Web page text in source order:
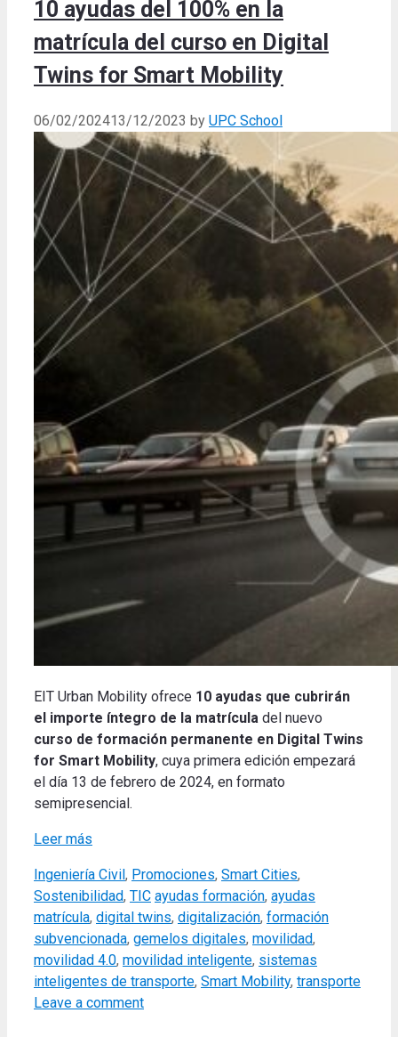
10 ayudas del 100% en la
matrícula del curso en Digital
Twins for Smart Mobility
06/02/202413/12/2023 by UPC School
EIT Urban Mobility ofrece 10 ayudas que cubrirán
el importe íntegro de la matrícula del nuevo
curso de formación permanente en Digital Twins
for Smart Mobility, cuya primera edición empezará
el día 13 de febrero de 2024, en formato
semipresencial.
Leer más
Categories
Ingeniería Civil , Promociones, Smart Cities,
Sostenibilidad, TIC Tags
ayudas formación, ayudas
matrícula, digital twins, digitalización, formación
subvencionada, gemelos digitales, movilidad,
movilidad 4.0, movilidad inteligente, sistemas
inteligentes de transporte, Smart Mobility, transporte
Leave a comment